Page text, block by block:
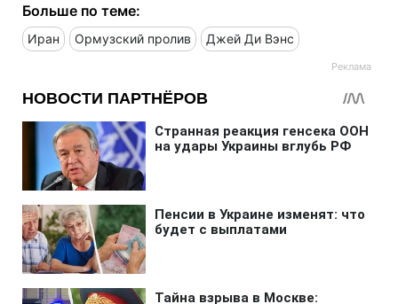
Больше по теме:
Иран Ормузский пролив Джей Ди Вэнс